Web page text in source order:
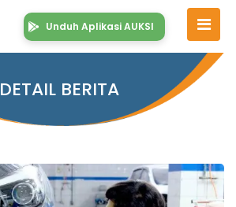
Unduh Aplikasi AUKSI
DETAIL BERITA